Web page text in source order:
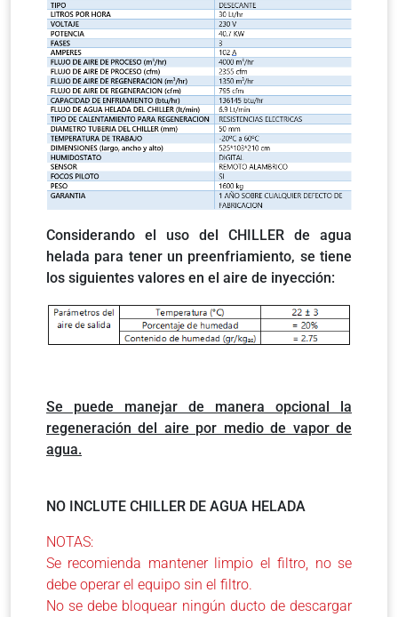
Considerando el uso del CHILLER de agua
helada para tener un preenfriamiento, se tiene
los siguientes valores en el aire de inyección:
Se puede manejar de manera opcional la
regeneración del aire por medio de vapor de
agua.
NO INCLUTE CHILLER DE AGUA HELADA
NOTAS:
Se recomienda mantener limpio el filtro, no se
debe operar el equipo sin el filtro.
No se debe bloquear ningún ducto de descargar